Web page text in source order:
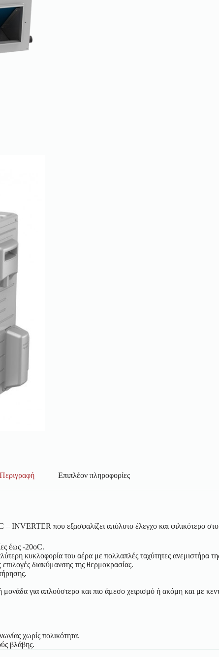
Περιγραφή Επιπλέον πληροφορίες
που εξασφαλίζει απόλυτο έλεγχο και φιλικότερο στο
έως -20οC.
κυκλοφορία του αέρα με πολλαπλές ταχύτητες ανεμιστήρα
επιλογές διακύμανσης της θερμοκρασίας.
για απλούστερο και πιο άμεσο χειρισμό ή ακόμη και με
χωρίς πολικότητα.
βλάβης.